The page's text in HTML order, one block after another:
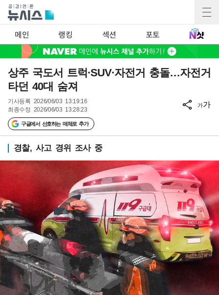
메인 랭킹 섹션 포토
상주 국도서 트럭·SUV·자전거 충돌…자전거
타던 40대 숨져
기사등록 2026/06/03 13:19:16
최종수정 2026/06/03 13:28:23
구글에서 선호하는 매체로 추가
가가
경찰, 사고 경위 조사 중